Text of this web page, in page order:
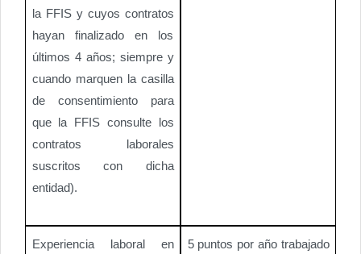
la FFIS y cuyos contratos
hayan finalizado en los
últimos 4 años; siempre y
cuando marquen la casilla
de consentimiento para
que la FFIS consulte los
contratos laborales
suscritos con dicha
entidad).
Experiencia laboral en
5 puntos por año trabajado